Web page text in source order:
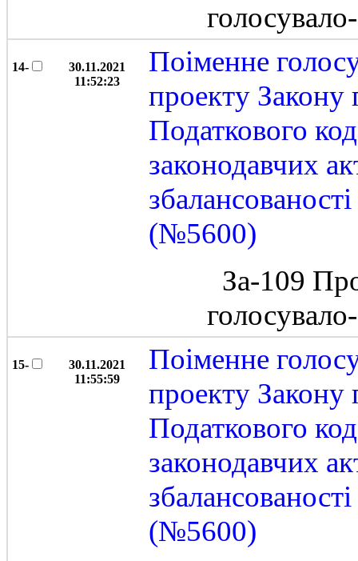
14-
30.11.2021
11:52:23
Поіменне
проекту Закону
Податкового
законодавчих
(№5600)
За-109
15-
30.11.2021
11:55:59
Поіменне
проекту Закону
Податкового
законодавчих
(№5600)